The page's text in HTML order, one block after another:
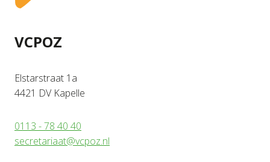
VCPOZ
Elstarstraat 1a
4421 DV Kapelle
0113 - 78 40 40
secretariaat@vcpoz.nl